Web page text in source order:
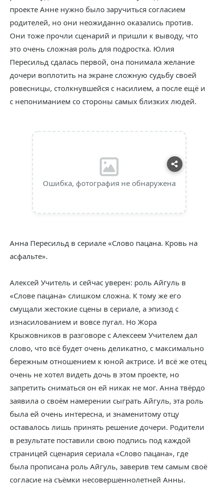
проекте Анне нужно было заручиться согласием
родителей, но они неожиданно оказались против.
Они тоже прочли сценарий и пришли к выводу, что
это очень сложная роль для подростка. Юлия
Пересильд сдалась первой, она понимала желание
дочери воплотить на экране сложную судьбу своей
ровесницы, столкнувшейся с насилием, а после ещё и
с непониманием со стороны самых близких людей.
Ошибка, фотография не обнаружена
Анна Пересильд в сериале «Слово пацана. Кровь на
асфальте».
Алексей Учитель и сейчас уверен: роль Айгуль в
«Слове пацана» слишком сложна. К тому же его
смущали жестокие сцены в сериале, а эпизод с
изнасилованием и вовсе пугал. Но Жора
Крыжовников в разговоре с Алексеем Учителем дал
слово, что всё будет очень деликатно, с максимально
бережным отношением к юной актрисе. И всё же отец
очень не хотел видеть дочь в этом проекте, но
запретить сниматься он ей никак не мог. Анна твёрдо
заявила о своём намерении сыграть Айгуль, эта роль
была ей очень интересна, и знаменитому отцу
оставалось лишь принять решение дочери. Родители
в результате поставили свою подпись под каждой
страницей сценария сериала «Слово пацана», где
была прописана роль Айгуль, заверив тем самым своё
согласие на съёмки несовершеннолетней Анны.